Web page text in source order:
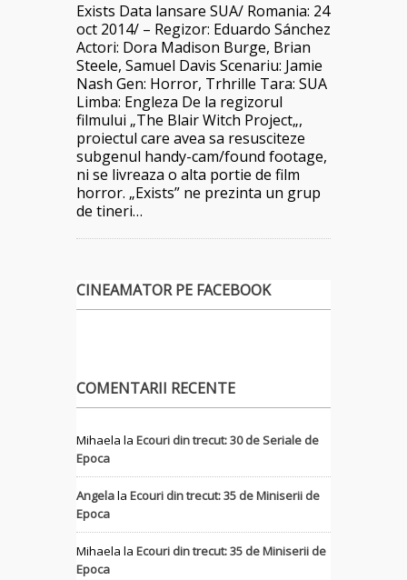
Exists Data lansare SUA/ Romania: 24
oct 2014/ – Regizor: Eduardo Sánchez
Actori: Dora Madison Burge, Brian
Steele, Samuel Davis Scenariu: Jamie
Nash Gen: Horror, Trhrille Tara: SUA
Limba: Engleza De la regizorul
filmului „The Blair Witch Project„,
proiectul care avea sa resusciteze
subgenul handy-cam/found footage,
ni se livreaza o alta portie de film
horror. „Exists” ne prezinta un grup
de tineri…
CINEAMATOR PE FACEBOOK
COMENTARII RECENTE
Mihaela la Ecouri din trecut: 30 de Seriale de
Epoca
Angelala Ecouri din trecut: 35 de Miniserii de
Epoca
Mihaela la Ecouri din trecut: 35 de Miniserii de
Epoca